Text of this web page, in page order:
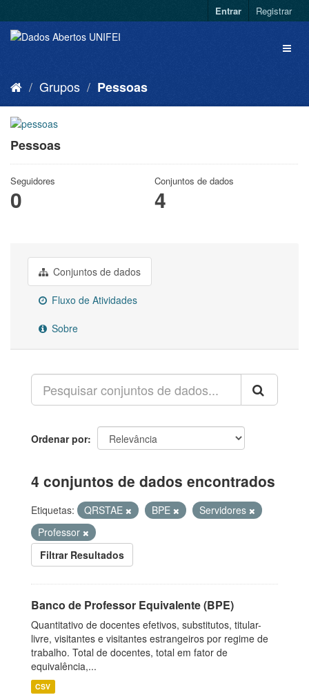
Entrar Registrar
Grupos Pessoas
Pessoas
Seguidores
0
Conjuntos de dados
4
Conjuntos de dados
Fluxo de Atividades
Sobre
Ordenar por
4 conjuntos de dados encontrados
Etiquetas: QRSTAE BPE
Servidores
Professor
Filtrar Resultados
Banco de Professor Equivalente (BPE)
Quantitativo de docentes efetivos, substitutos, titular-
livre, visitantes e visitantes estrangeiros por regime de
trabalho. Total de docentes, total em fator de
equivalência,...
CSV